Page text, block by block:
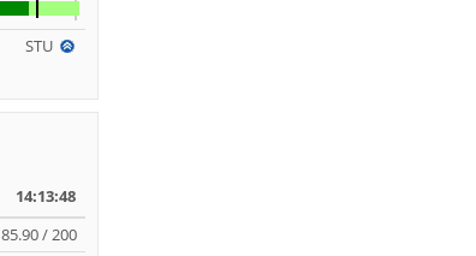
STU
14:13:48
85.90 / 200